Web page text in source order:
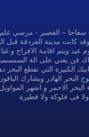
سفاجا – القصير - مرسي
كانت مدينة الغردقة قبل
ويتم اقامة الافراح و
فن يغني على الة
التي تقطع البحر
الهادر ويشارك
الاحمر و اشهر
فى فلوكة ولا قطيرة